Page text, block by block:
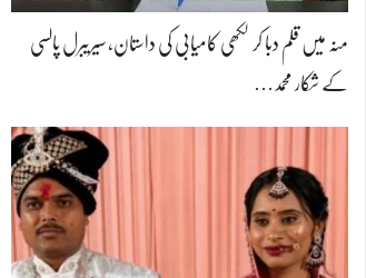
منہ میں قلم دبا کر لکھی کامیابی کی داستان، سیریبرل پالسی
کے شکار محمد…